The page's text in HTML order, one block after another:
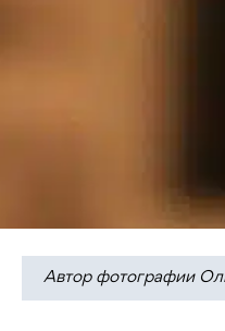
Автор фотографии